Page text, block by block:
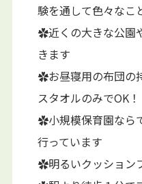
験を通して色々なこ
✿近くの大きな公園
きます
✿お昼寝用の布団の
スタオルのみでOK！
✿小規模保育園なら
行っています
✿明るいクッション